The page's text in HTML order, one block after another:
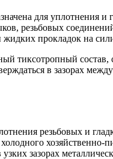
для уплотнения
резьбовых
прокладок на
тиксотропный
в зазорах
резьбовых и
хозяйственно-
зазорах